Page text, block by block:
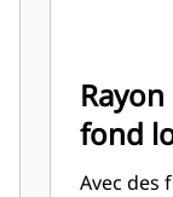
fond
Avec des